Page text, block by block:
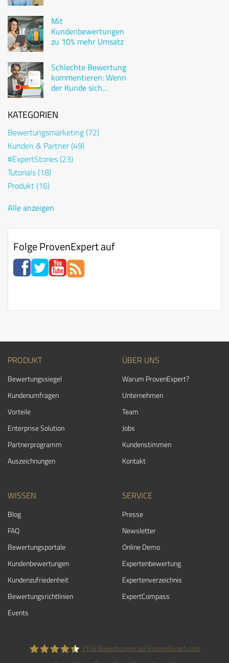
Mit
Kundenbewertungen
zu 10% mehr Umsatz
Schlechte Bewertung
kommentieren: Wenn
der Kunde sich
KATEGORIEN
Bewertungsmarketing(72)
Kunden & Partner(49)
#ExpertStories(23)
Tutorials(18)
Produkt(16)
Alle anzeigen
Folge ProvenExpert auf
PRODUKT
Bewertungssiegel
Kundenumfragen
Vorteile
Enterprise Solution
Partnerprogramm
Auszeichnungen
ÜBER UNS
Warum ProvenExpert?
Unternehmen
Team
Jobs
Kundenstimmen
Kontakt
WISSEN
Blog
FAQ
Bewertungsportale
Kundenbewertungen
Kundenzufriedenheit
Bewertungs­richtlinien
Events
SERVICE
Presse
Newsletter
Online Demo
Expertenbewertung
Expertenverzeichnis
ExpertCompass
7103 Bewertungen auf ProvenExpert.com